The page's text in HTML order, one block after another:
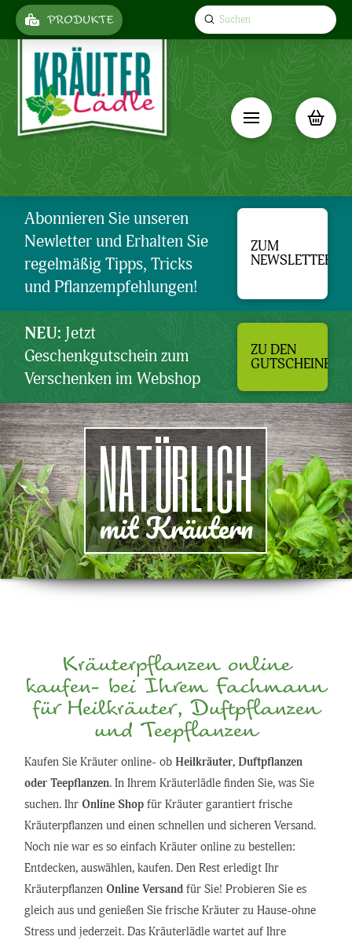
PRODUKTE Search
Submit
Abonnieren Sie unseren
Newletter und Erhalten Sie
regelmäßig Tipps, Tricks
und Pflanzempfehlungen!
ZUM
NEWSLETTER
NEU: Jetzt
Geschenkgutschein zum
Verschenken im Webshop
ZU DEN
GUTSCHEINEN
NATÜRLICH
mit Kräutern
Kräuterpflanzen online
kaufen- bei Ihrem Fachmann
für Heilkräuter, Duftpflanzen
und Teepflanzen
Kaufen Sie Kräuter online- ob Heilkräuter, Duftpflanzen
oder Teepflanzen. In Ihrem Kräuterlädle finden Sie, was Sie
suchen. Ihr Online Shop für Kräuter garantiert frische
Kräuterpflanzen und einen schnellen und sicheren Versand.
Noch nie war es so einfach Kräuter online zu bestellen:
Entdecken, auswählen, kaufen. Den Rest erledigt Ihr
Kräuterpflanzen Online Versandfür Sie! Probieren Sie es
gleich aus und genießen Sie frische Kräuter zu Hause-ohne
Stress und jederzeit. Das Kräuterlädle wartet auf Ihre